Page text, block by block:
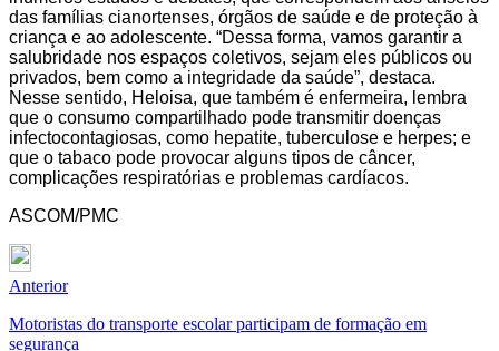
das famílias cianortenses, órgãos de saúde e de proteção à
criança e ao adolescente. “Dessa forma, vamos garantir a
salubridade nos espaços coletivos, sejam eles públicos ou
privados, bem como a integridade da saúde”, destaca.
Nesse sentido, Heloisa, que também é enfermeira, lembra
que o consumo compartilhado pode transmitir doenças
infectocontagiosas, como hepatite, tuberculose e herpes; e
que o tabaco pode provocar alguns tipos de câncer,
complicações respiratórias e problemas cardíacos.
ASCOM/PMC
Anterior
Motoristas do transporte escolar participam de formação em
segurança